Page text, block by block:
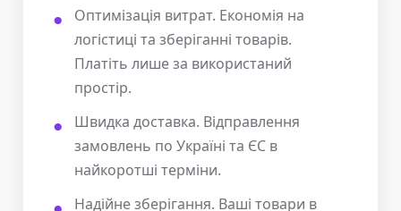
Оптимізація витрат. Економія на
логістиці та зберіганні товарів.
Платіть лише за використаний
простір.
Швидка доставка. Відправлення
замовлень по Україні та ЄС в
найкоротші терміни.
Надійне зберігання. Ваші товари в